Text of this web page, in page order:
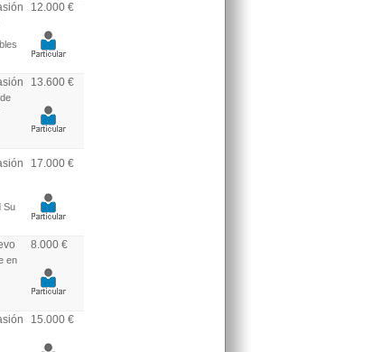
12.000 €
13.600 €
17.000 €
Su
8.000 €
en
15.000 €